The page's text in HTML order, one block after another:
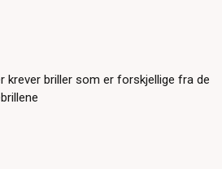
krever briller som er forskjellige fra de